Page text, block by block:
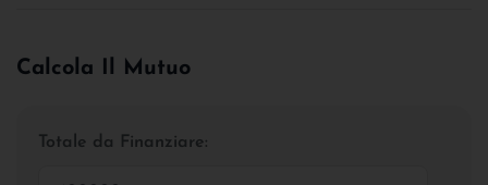
Calcola Il Mutuo
Totale da Finanziare: